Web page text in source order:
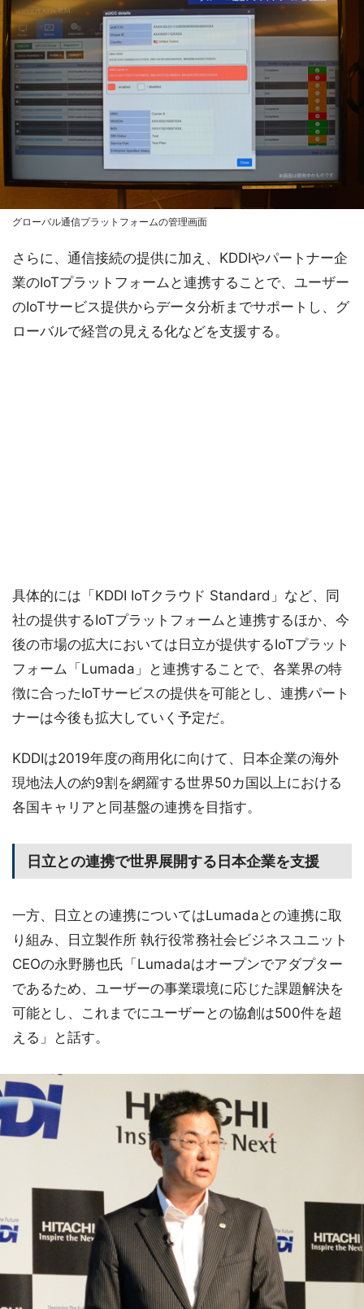
グローバル通信プラットフォームの管理画面
さらに、通信接続の提供に加え、KDDIやパートナー企
業のIoTプラットフォームと連携することで、ユーザー
のIoTサービス提供からデータ分析までサポートし、グ
ローバルで経営の見える化などを支援する。
具体的には「KDDI IoTクラウド Standard」など、同
社の提供するIoTプラットフォームと連携するほか、今
後の市場の拡大においては日立が提供するIoTプラット
フォーム「Lumada」と連携することで、各業界の特
徴に合ったIoTサービスの提供を可能とし、連携パート
ナーは今後も拡大していく予定だ。
KDDIは2019年度の商用化に向けて、日本企業の海外
現地法人の約9割を網羅する世界50カ国以上における
各国キャリアと同基盤の連携を目指す。
日立との連携で世界展開する日本企業を支援
一方、日立との連携についてはLumadaとの連携に取
り組み、日立製作所 執行役常務社会ビジネスユニット
CEOの永野勝也氏「Lumadaはオープンでアダプター
であるため、ユーザーの事業環境に応じた課題解決を
可能とし、これまでにユーザーとの協創は500件を超
える」と話す。